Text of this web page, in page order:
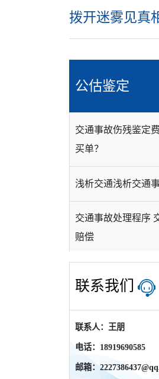
拨开迷雾见真
公估鉴定
交通事故伤残鉴定
买单？
浅析交通浅析交通
交通事故处理程序
赔偿
赔
车险理赔产纠纷 司
非医保用药拒绝赔
联系我们
联系人：王朋
电话：18919690585
邮箱：